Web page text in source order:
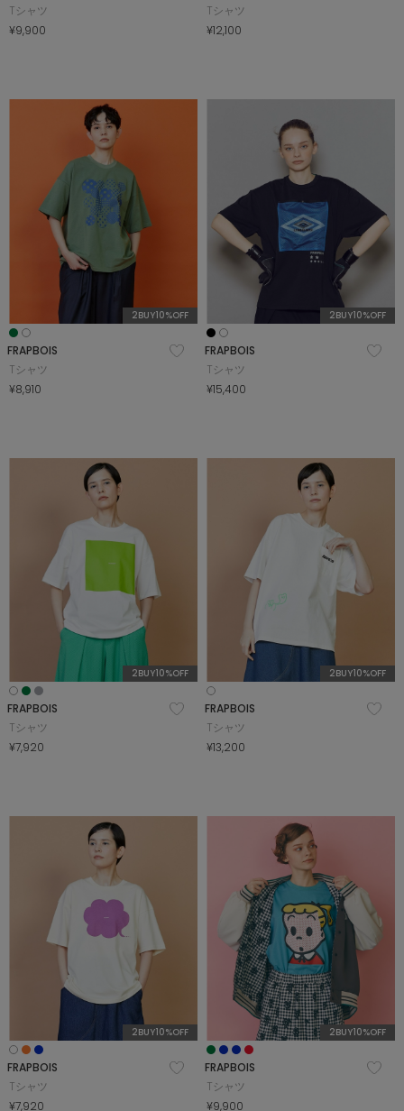
Tシャツ
¥9,900
Tシャツ
¥12,100
2BUY10%OFF
FRAPBOIS
Tシャツ
¥8,910
2BUY10%OFF
FRAPBOIS
Tシャツ
¥15,400
2BUY10%OFF
FRAPBOIS
Tシャツ
¥7,920
2BUY10%OFF
FRAPBOIS
Tシャツ
¥13,200
2BUY10%OFF
FRAPBOIS
Tシャツ
¥7,920
2BUY10%OFF
FRAPBOIS
Tシャツ
¥9,900